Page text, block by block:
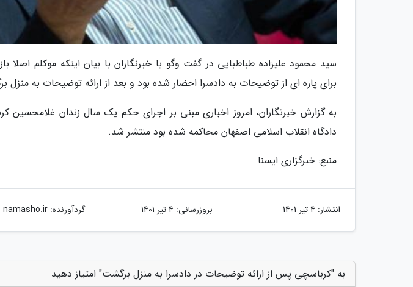
سید محمود علیزاده طباطبایی در گفت وگو با خبرنگاران با بیان اینکه موکلم اصلا
برای پاره ای از توضیحات به دادسرا احضار شده بود و بعد از ارائه توضیحات به منزل
به گزارش خبرنگاران، امروز اخباری مبنی بر اجرای حکم یک سال زندان غلامحسین
دادگاه انقلاب اسلامی اصفهان محاکمه شده بود منتشر شد.
منبع: خبرگزاری ایسنا
انتشار: 4 تیر 1401 بروزرسانی: 4 تیر 1401 گردآورنده:namasho.ir
به "کرباسچی پس از ارائه توضیحات در دادسرا به منزل برگشت" امتیاز دهید